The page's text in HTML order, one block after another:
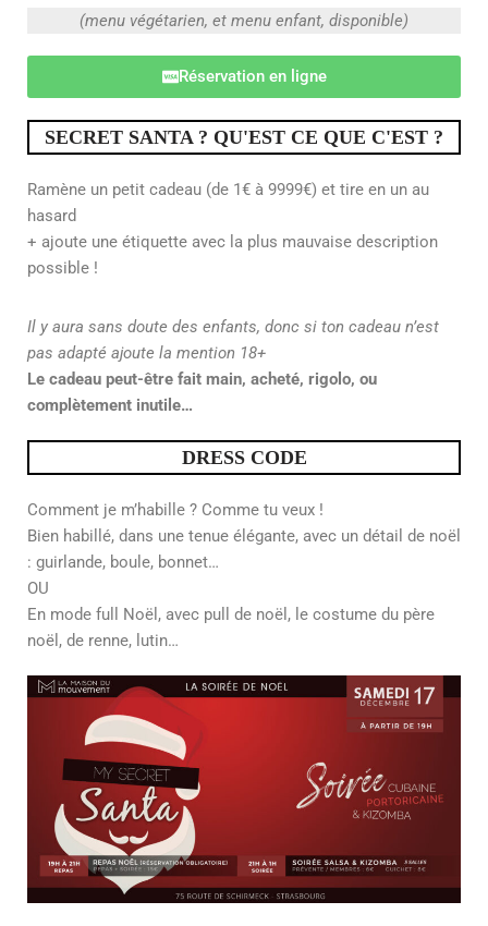
(menu végétarien, et menu enfant, disponible)
Réservation en ligne
SECRET SANTA ? QU'EST CE QUE C'EST ?
Ramène un petit cadeau (de 1€ à 9999€) et tire en un au
hasard
+ ajoute une étiquette avec la plus mauvaise description
possible !
Il y aura sans doute des enfants, donc si ton cadeau n’est
pas adapté ajoute la mention 18+
Le cadeau peut-être fait main, acheté, rigolo, ou
complètement inutile…
DRESS CODE
Comment je m’habille ? Comme tu veux !
Bien habillé, dans une tenue élégante, avec un détail de noël
: guirlande, boule, bonnet…
OU
En mode full Noël, avec pull de noël, le costume du père
noël, de renne, lutin…